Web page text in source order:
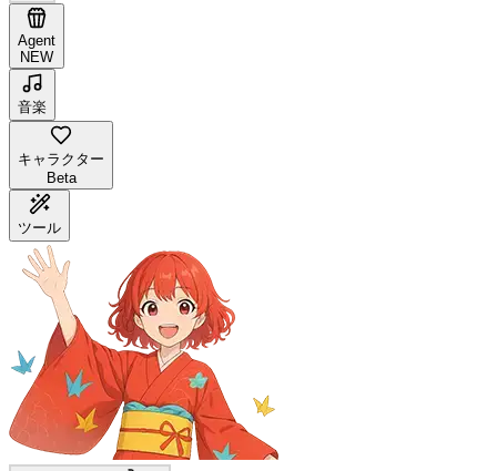
Agent
NEW
音楽
キャラクター
Beta
ツール